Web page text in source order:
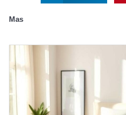
Mas